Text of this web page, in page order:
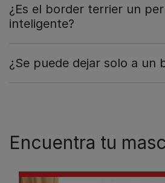
¿Es el border terrier un
inteligente?
¿Se puede dejar solo a un
Encuentra tu